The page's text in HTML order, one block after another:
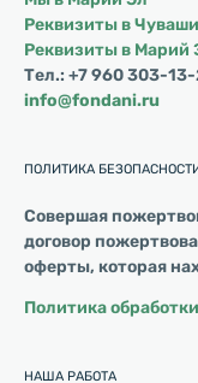
Реквизиты в
Реквизиты в Марий
Тел.: +7 960 303-13-
info@fondani.ru
НАША РАБОТА
ПОЛИТИКА
Совершая
договор
оферты, которая
Политика